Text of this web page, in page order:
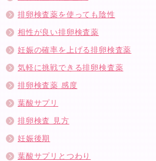
排卵検査薬を使っても陰性
相性が良い排卵検査薬
妊娠の確率を上げる排卵検査薬
気軽に挑戦できる排卵検査薬
排卵検査薬 感度
葉酸サプリ
排卵検査 見方
妊娠後期
葉酸サプリとつわり